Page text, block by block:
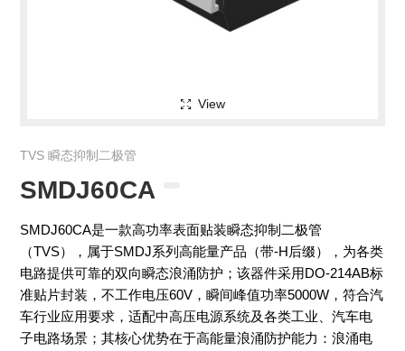
View
TVS 瞬态抑制二极管
SMDJ60CA
SMDJ60CA是一款高功率表面贴装瞬态抑制二极管
（TVS），属于SMDJ系列高能量产品（带-H后缀），为各类
电路提供可靠的双向瞬态浪涌防护；该器件采用DO-214AB标
准贴片封装，不工作电压60V，瞬间峰值功率5000W，符合汽
车行业应用要求，适配中高压电源系统及各类工业、汽车电
子电路场景；其核心优势在于高能量浪涌防护能力：浪涌电